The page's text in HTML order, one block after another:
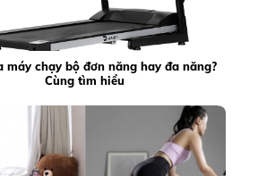
máy chạy bộ đơn năng hay đa năng?
Cùng tìm hiểu